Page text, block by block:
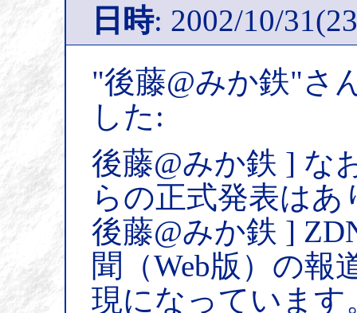
日時: 2002/10/
"後藤@みか鉄"さ
した:
後藤@みか鉄 ] な
らの正式発表はあ
後藤@みか鉄 ]
聞（Web版）の報
現になっています